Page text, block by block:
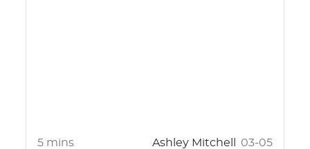
5 mins Ashley Mitchell 03-05